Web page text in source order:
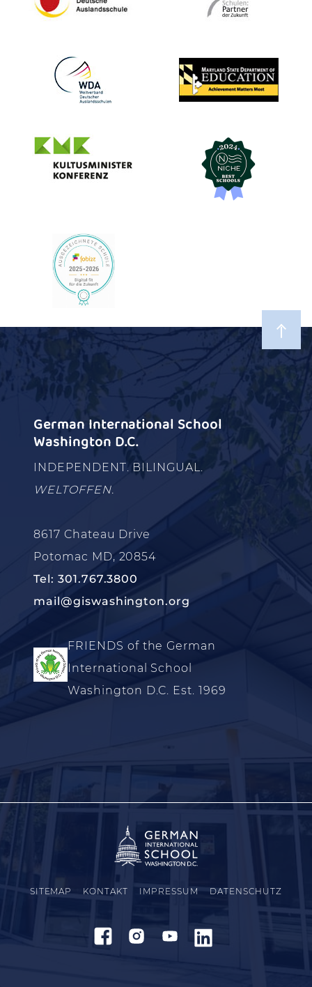
German International School
Washington D.C.
INDEPENDENT. BILINGUAL.
WELTOFFEN.
8617 Chateau Drive
Potomac MD, 20854
Tel: 301.767.3800
mail@giswashington.org
FRIENDS of the German
International School
Washington D.C. Est. 1969
SITEMAP KONTAKT IMPRESSUM DATENSCHUTZ